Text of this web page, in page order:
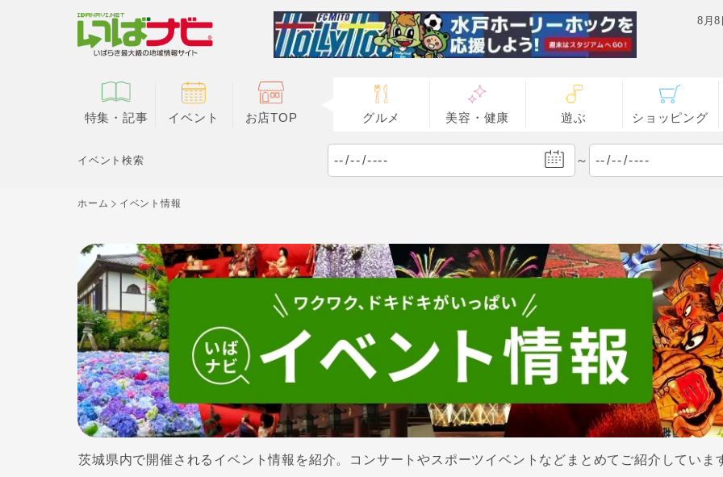
8月8
特集・記事 イベント お店TOP グルメ 美容・健康 遊ぶ ショッピング
イベント検索 ～
ホーム イベント情報
茨城県内で開催されるイベント情報を紹介。コンサートやスポーツイベントなどまとめてご紹介していま